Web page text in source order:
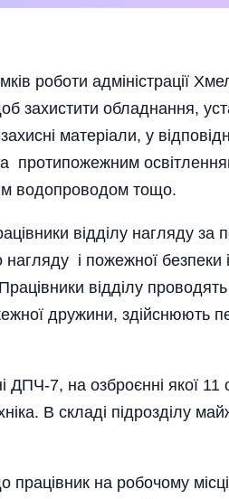
роботи адміністрації
захистити обладнання,
матеріали, у
протипожежним
водопроводом тощо.
відділу нагляду за
і пожежної безпеки
відділу проводять
дружини, здійснюють
ДПЧ-7, на озброєнні якої 11
В складі підрозділу
на робочому